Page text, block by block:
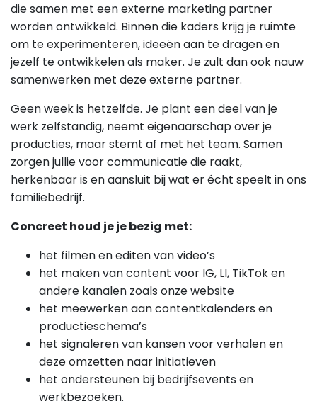
die samen met een externe marketing partner
worden ontwikkeld. Binnen die kaders krijg je ruimte
om te experimenteren, ideeën aan te dragen en
jezelf te ontwikkelen als maker. Je zult dan ook nauw
samenwerken met deze externe partner.
Geen week is hetzelfde. Je plant een deel van je
werk zelfstandig, neemt eigenaarschap over je
producties, maar stemt af met het team. Samen
zorgen jullie voor communicatie die raakt,
herkenbaar is en aansluit bij wat er écht speelt in ons
familiebedrijf.
Concreet houd je je bezig met:
het filmen en editen van video’s
het maken van content voor IG, LI, TikTok en
andere kanalen zoals onze website
het meewerken aan contentkalenders en
productieschema’s
het signaleren van kansen voor verhalen en
deze omzetten naar initiatieven
het ondersteunen bij bedrijfsevents en
werkbezoeken.